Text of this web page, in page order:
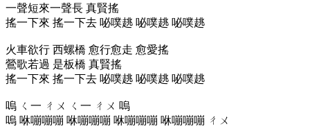
一聲短來一聲長 真賢搖
搖一下來 搖一下去 咇噗趒 咇噗趒 咇噗趒
火車欲行 西螺橋 愈行愈走 愈愛搖
鶯歌若過 是板橋 真賢搖
搖一下來 搖一下去 咇噗趒 咇噗趒 咇噗趒
嗚 ㄑ一 ㄔㄨ ㄑ一 ㄔㄨ 嗚
嗚 咻嘣嘣嘣 咻嘣嘣嘣 咻嘣嘣嘣 咻嘣嘣嘣 ㄔㄨ